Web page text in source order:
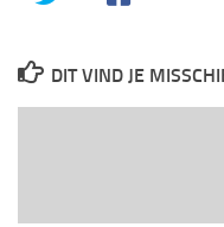
DIT VIND JE